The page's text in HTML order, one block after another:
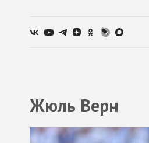
Жюль Верн